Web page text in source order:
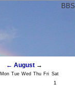
BBS
← August→
Mon Tue Wed Thu Fri Sat
1